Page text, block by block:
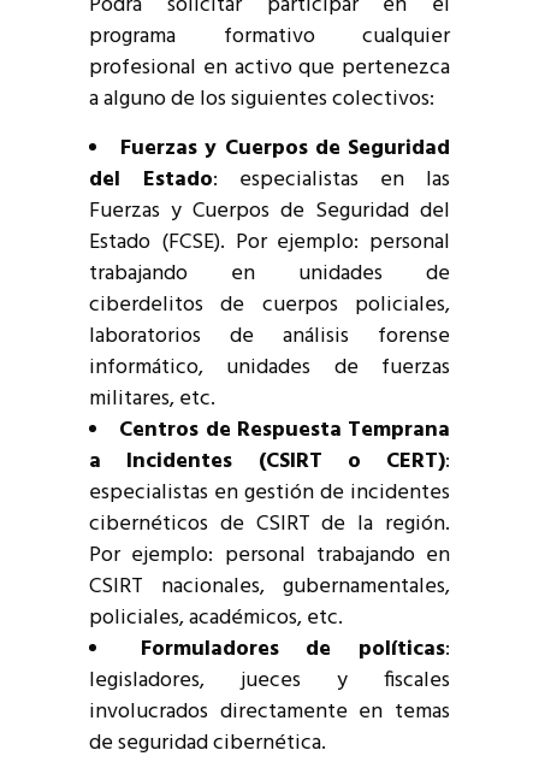
programa formativo cualquier
profesional en activo que pertenezca
a alguno de los siguientes colectivos:
Fuerzas y Cuerpos de Seguridad
del Estado: especialistas en las
Fuerzas y Cuerpos de Seguridad del
Estado (FCSE). Por ejemplo: personal
trabajando en unidades de
ciberdelitos de cuerpos policiales,
laboratorios de análisis forense
informático, unidades de fuerzas
militares, etc.
Centros de Respuesta Temprana
a Incidentes (CSIRT o CERT):
especialistas en gestión de incidentes
cibernéticos de CSIRT de la región.
Por ejemplo: personal trabajando en
CSIRT nacionales, gubernamentales,
policiales, académicos, etc.
Formuladores de políticas:
legisladores, jueces y fiscales
involucrados directamente en temas
de seguridad cibernética.